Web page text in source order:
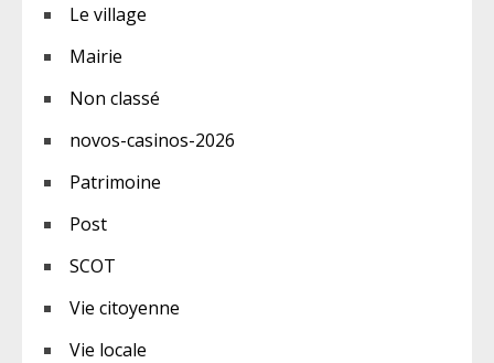
Le village
Mairie
Non classé
novos-casinos-2026
Patrimoine
Post
SCOT
Vie citoyenne
Vie locale